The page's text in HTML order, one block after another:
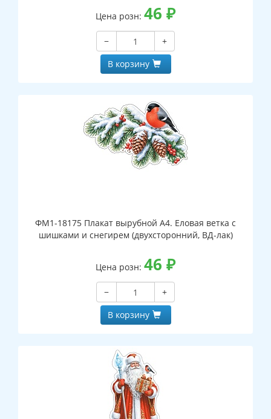
Цена розн: 46 ₽
−
+
В корзину
ФМ1-18175 Плакат вырубной А4. Еловая ветка с
шишками и снегирем (двухсторонний, ВД-лак)
Цена розн: 46 ₽
−
+
В корзину